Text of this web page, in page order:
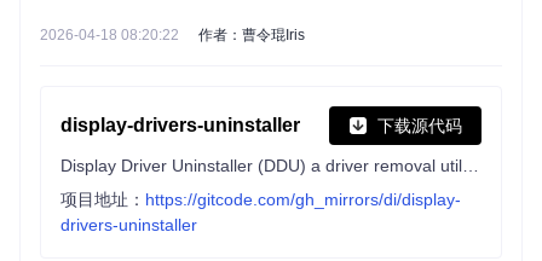
2026-04-18 08:20:22 作者：曹令琨Iris
display-drivers-uninstaller 下载源代码
项目地址： https://gitcode.com/gh_mirrors/di/display-
drivers-uninstaller